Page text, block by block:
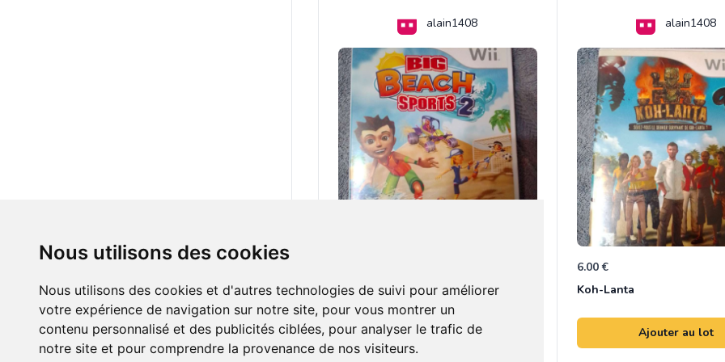
Nous utilisons des cookies
Nous utilisons des cookies et d'autres technologies de suivi pour améliorer
votre expérience de navigation sur notre site, pour vous montrer un
contenu personnalisé et des publicités ciblées, pour analyser le trafic de
notre site et pour comprendre la provenance de nos visiteurs.
alain1408
Big Beach sport 2
Ajouter au lot
alain1408
6.00 €
Koh-Lanta
Ajouter au lot